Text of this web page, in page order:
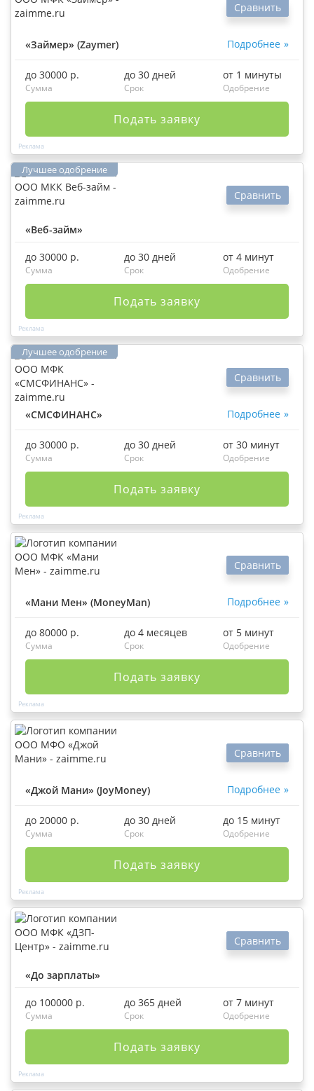
«Займер» (Zaymer) Подробнее
Сравнить
до 30000 р.
Сумма
до 30 дней
Срок
от 1 минуты
Одобрение
Подать заявку
«Веб-займ»
Сравнить
до 30000 р.
Сумма
до 30 дней
Срок
от 4 минут
Одобрение
Подать заявку
«СМСФИНАНС» Подробнее
Сравнить
до 30000 р.
Сумма
до 30 дней
Срок
от 30 минут
Одобрение
Подать заявку
«Мани Мен» (MoneyMan) Подробнее
Сравнить
до 80000 р.
Сумма
до 4 месяцев
Срок
от 5 минут
Одобрение
Подать заявку
«Джой Мани» (JoyMoney) Подробнее
Сравнить
до 20000 р.
Сумма
до 30 дней
Срок
до 15 минут
Одобрение
Подать заявку
«До зарплаты»
Сравнить
до 100000 р.
Сумма
до 365 дней
Срок
от 7 минут
Одобрение
Подать заявку